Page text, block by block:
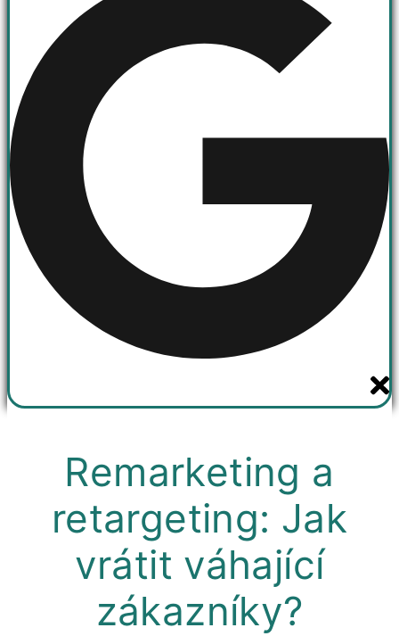
Remarketing a
retargeting: Jak
vrátit váhající
zákazníky?